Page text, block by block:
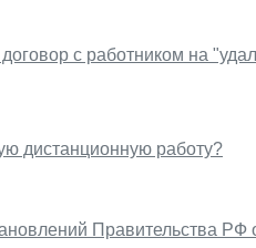
с работником на
дистанционную работу?
Правительства РФ